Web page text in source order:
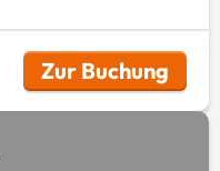
Zur Buchung
(Öffnet in